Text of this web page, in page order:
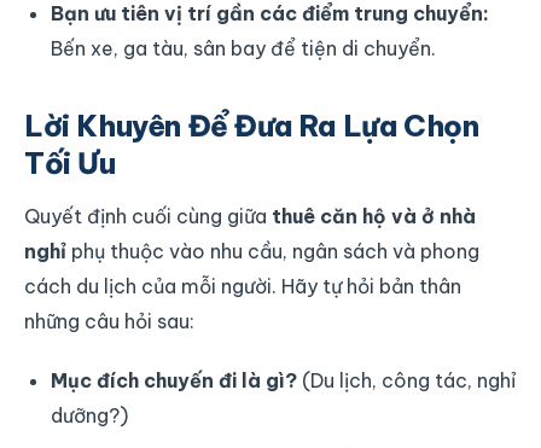
Bạn ưu tiên vị trí gần các điểm trung chuyển:
Bến xe, ga tàu, sân bay để tiện di chuyển.
Lời Khuyên Để Đưa Ra Lựa Chọn
Tối Ưu
Quyết định cuối cùng giữa thuê căn hộ và ở nhà
nghỉ phụ thuộc vào nhu cầu, ngân sách và phong
cách du lịch của mỗi người. Hãy tự hỏi bản thân
những câu hỏi sau:
Mục đích chuyến đi là gì? (Du lịch, công tác, nghỉ
dưỡng?)